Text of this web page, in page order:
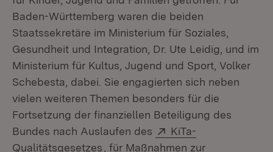
Baden-Württemberg waren die beiden
Staatssekretäre im Ministerium für Soziales,
Gesundheit und Integration, Dr. Ute Leidig, und im
Ministerium für Kultus, Jugend und Sport, Volker
Schebesta, dabei. Sie engagierten sich neben
vielen weiteren Themen besonders für die
Fortsetzung der finanziellen Beteiligung des
Bundes nach Auslaufen des
Extern:
KiTa-
Qualitätsgesetzes (Öffnet in neuem Fenster)
, für Maßnahmen zur